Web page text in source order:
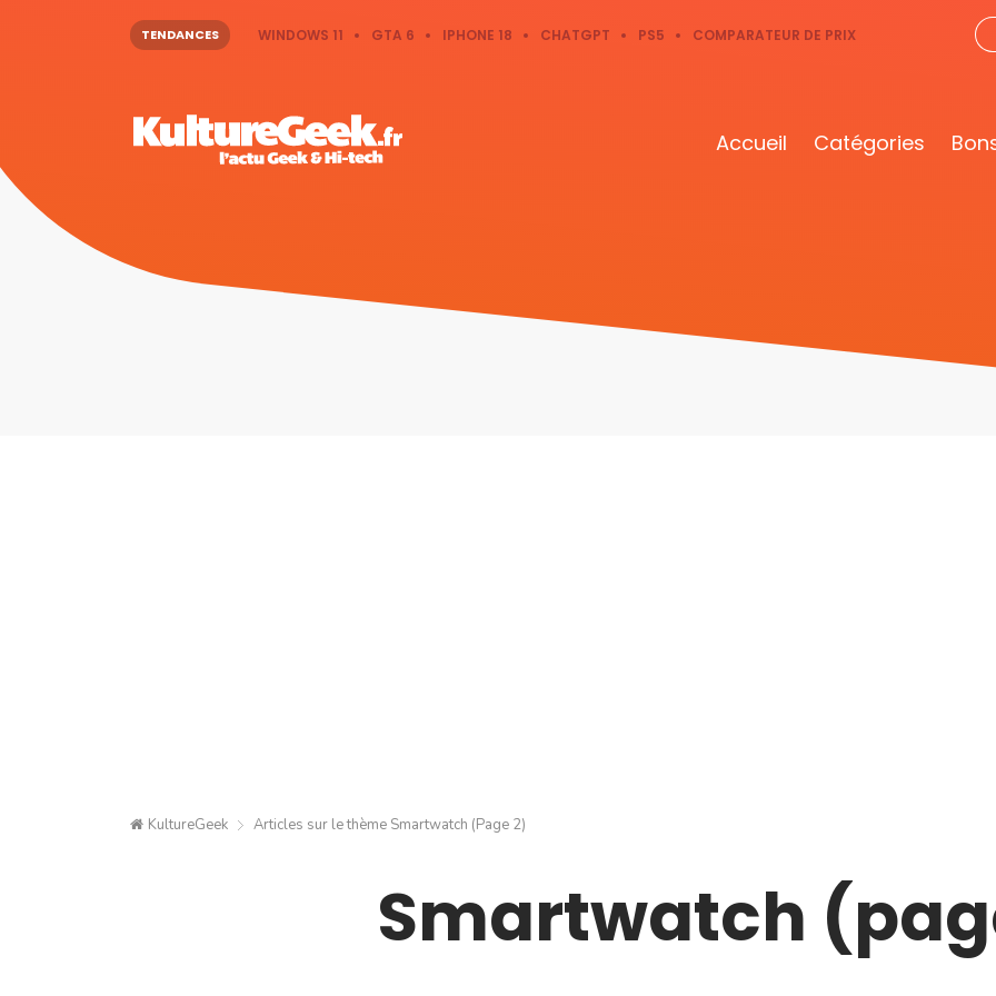
TENDANCES WINDOWS 11 GTA 6 IPHONE 18 CHATGPT PS5 COMPARATEUR DE PRIX
Accueil Catégories
KultureGeek Articles sur le thème Smartwatch (Page 2)
Smartwatch